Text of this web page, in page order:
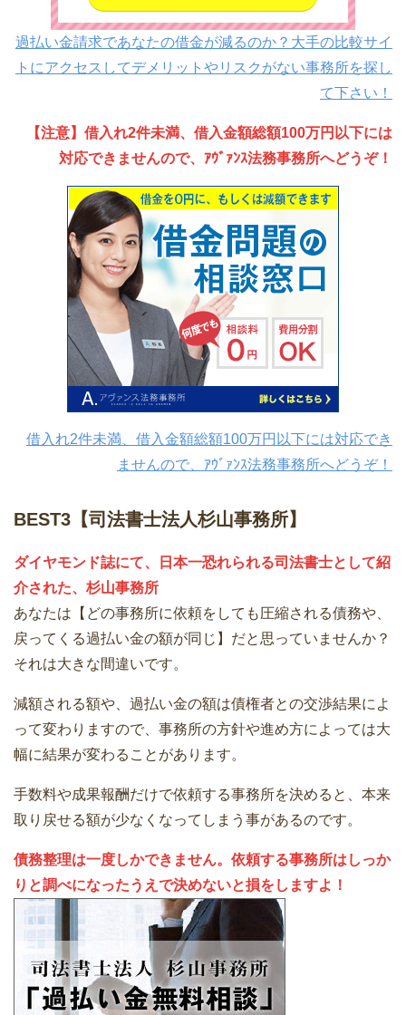
過払い金請求であなたの借金が減るのか？大手の比較サイ
トにアクセスしてデメリットやリスクがない事務所を探し
て下さい！
【注意】借入れ2件未満、借入金額総額100万円以下には
対応できませんので、ｱｳﾞｧﾝｽ法務事務所へどうぞ！
借入れ2件未満、借入金額総額100万円以下には対応でき
ませんので、ｱｳﾞｧﾝｽ法務事務所へどうぞ！
BEST3【司法書士法人杉山事務所】
ダイヤモンド誌にて、日本一恐れられる司法書士として紹
介された、杉山事務所
あなたは【どの事務所に依頼をしても圧縮される債務や、
戻ってくる過払い金の額が同じ】だと思っていませんか？
それは大きな間違いです。
減額される額や、過払い金の額は債権者との交渉結果によ
って変わりますので、事務所の方針や進め方によっては大
幅に結果が変わることがあります。
手数料や成果報酬だけで依頼する事務所を決めると、本来
取り戻せる額が少なくなってしまう事があるのです。
債務整理は一度しかできません。依頼する事務所はしっか
りと調べになったうえで決めないと損をしますよ！